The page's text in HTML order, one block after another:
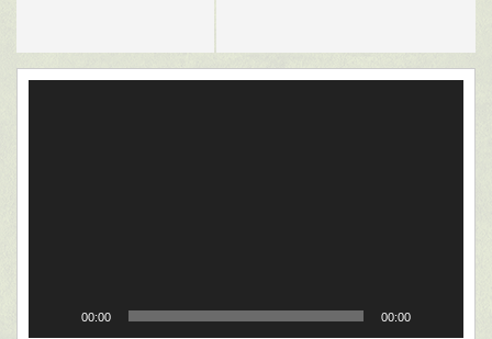
00:00 00:00